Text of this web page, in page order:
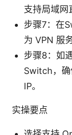
支持局域网
步骤7：在
为 VPN 服
步骤8：如
Switch，确
IP。
实操要点